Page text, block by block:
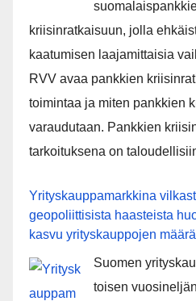
kriisinratkaisuun, jolla
kaatumisen laajamittaisia
RVV avaa pankkien
toimintaa ja miten pankkien
varaudutaan. Pankkien
tarkoituksena on
Yrityskauppamarkkina
geopoliittisista haasteista
kasvu yrityskauppojen
Suomen
toisen